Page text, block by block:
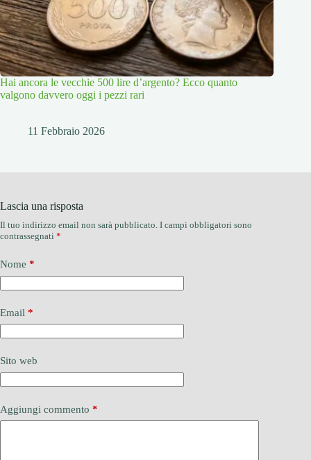
Hai ancora le vecchie 500 lire d’argento? Ecco quanto
valgono davvero oggi i pezzi rari
11 Febbraio 2026
Lascia una risposta
Il tuo indirizzo email non sarà pubblicato. I campi obbligatori sono
contrassegnati *
Nome *
Email *
Sito web
Aggiungi commento *